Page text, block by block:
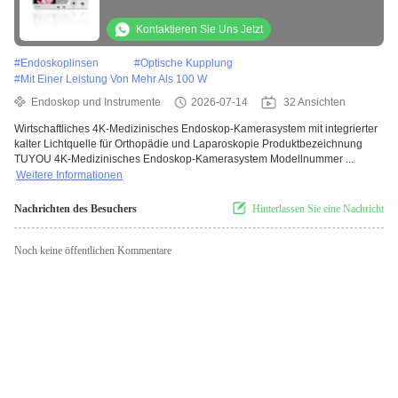
Kontaktieren Sie Uns Jetzt
#Endoskoplinsen #Optische Kupplung
#Mit Einer Leistung Von Mehr Als 100 W
Endoskop und Instrumente
2026-07-14 32 Ansichten
Wirtschaftliches 4K-Medizinisches Endoskop-Kamerasystem mit integrierter
kalter Lichtquelle für Orthopädie und Laparoskopie Produktbezeichnung
TUYOU 4K-Medizinisches Endoskop-Kamerasystem Modellnummer ...
Weitere Informationen
Nachrichten des Besuchers Hinterlassen Sie eine Nachricht
Noch keine öffentlichen Kommentare